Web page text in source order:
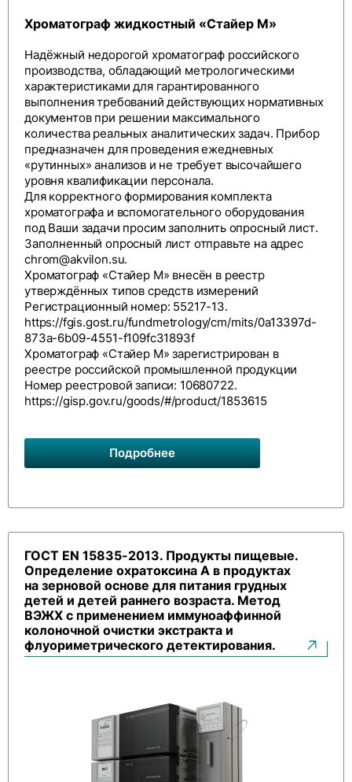
Хроматограф жидкостный «Стайер М»
Надёжный недорогой хроматограф российского
производства, обладающий метрологическими
характеристиками для гарантированного
выполнения требований действующих нормативных
документов при решении максимального
количества реальных аналитических задач. Прибор
предназначен для проведения ежедневных
«рутинных» анализов и не требует высочайшего
уровня квалификации персонала.
Для корректного формирования комплекта
хроматографа и вспомогательного оборудования
под Ваши задачи просим заполнить опросный лист.
Заполненный опросный лист отправьте на адрес
chrom@akvilon.su.
Хроматограф «Стайер М» внесён в реестр
утверждённых типов средств измерений
Регистрационный номер: 55217-13.
https://fgis.gost.ru/fundmetrology/cm/mits/0a13397d-
873a-6b09-4551-f109fc31893f
Хроматограф «Стайер М» зарегистрирован в
реестре российской промышленной продукции
Номер реестровой записи: 10680722.
https://gisp.gov.ru/goods/#/product/1853615
Подробнее
ГОСТ EN 15835-2013. Продукты пищевые.
Определение охратоксина А в продуктах
на зерновой основе для питания грудных
детей и детей раннего возраста. Метод
ВЭЖХ с применением иммуноаффинной
колоночной очистки экстракта и
флуориметрического детектирования.